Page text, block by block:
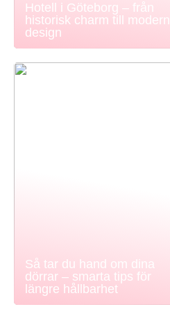
Hotell i Göteborg – från
historisk charm till modern
design
Så tar du hand om dina
dörrar – smarta tips för
längre hållbarhet